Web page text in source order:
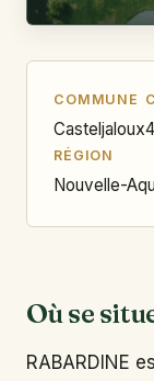
COMMUNE
Casteljaloux
RÉGION
Nouvelle-
Où se
RABARDINE